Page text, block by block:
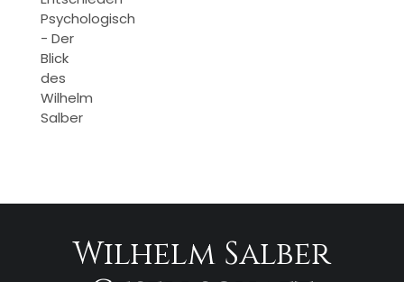
Wilhelm Salber